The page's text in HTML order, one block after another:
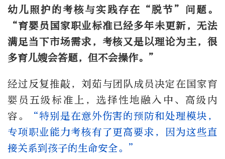
幼儿照护的考核与实践存在“脱节”问题。
“育婴员国家职业标准已经多年未更新，无法
满足当下市场需求，考核又是以理论为主，很
多育儿嫂会答题，但不会操作。”
经过反复推敲，刘茹与团队成员决定在国家育
婴员五级标准上，选择性地融入中、高级内
容。
“特别是在意外伤害的预防和处理模块，
专项职业能力考核有了更高要求，因为这些直
接关系到孩子的生命安全。”